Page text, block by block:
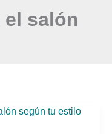
el salón